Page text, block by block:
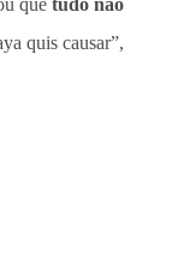
quis causar”,